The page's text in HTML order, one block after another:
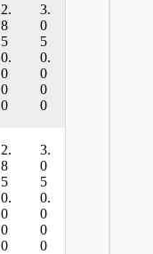
2.
8
5
0.
0
0
0
3.
0
5
0.
0
0
0
2.
8
5
0.
0
0
0
3.
0
5
0.
0
0
0